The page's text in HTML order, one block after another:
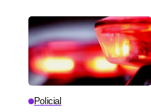
Policial